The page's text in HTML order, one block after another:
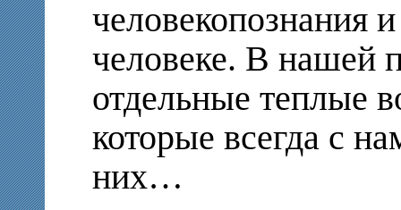
человекопознания
человеке. В нашей
отдельные теплые
которые всегда с
них…